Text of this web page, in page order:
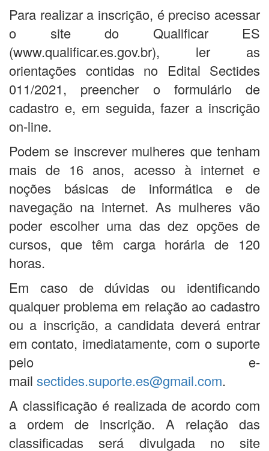
Para realizar a inscrição, é preciso acessar
o site do Qualificar ES
(www.qualificar.es.gov.br), ler as
orientações contidas no Edital Sectides
011/2021, preencher o formulário de
cadastro e, em seguida, fazer a inscrição
on-line.
Podem se inscrever mulheres que tenham
mais de 16 anos, acesso à internet e
noções básicas de informática e de
navegação na internet. As mulheres vão
poder escolher uma das dez opções de
cursos, que têm carga horária de 120
horas.
Em caso de dúvidas ou identificando
qualquer problema em relação ao cadastro
ou a inscrição, a candidata deverá entrar
em contato, imediatamente, com o suporte
pelo e-
mail sectides.suporte.es@gmail.com.
A classificação é realizada de acordo com
a ordem de inscrição. A relação das
classificadas será divulgada no site